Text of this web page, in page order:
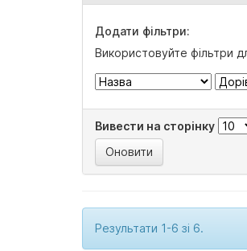
Додати фільтри:
Використовуйте фільтри
Вивести на сторінку
Результати 1-6 зі 6.